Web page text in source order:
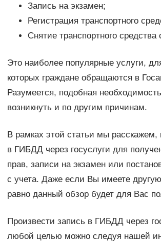
Запись на экзамен;
Регистрация транспортного
Снятие транспортного средства
Это наиболее популярные услуги,
которых граждане обращаются в
Разумеется, подобная
возникнуть и по другим причинам.
В рамках этой статьи мы расскажем,
в ГИБДД через госуслуги для
прав, записи на экзамен или
с учета. Даже если Вы имеете
равно данный обзор будет для Вас
Произвести запись в ГИБДД через
любой целью можно следуя нашей